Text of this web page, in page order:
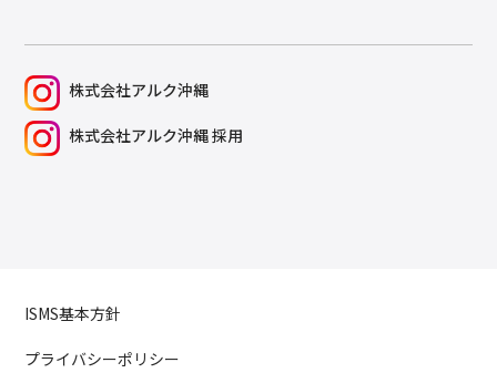
株式会社アルク沖縄
株式会社アルク沖縄 採用
ISMS基本方針
プライバシーポリシー